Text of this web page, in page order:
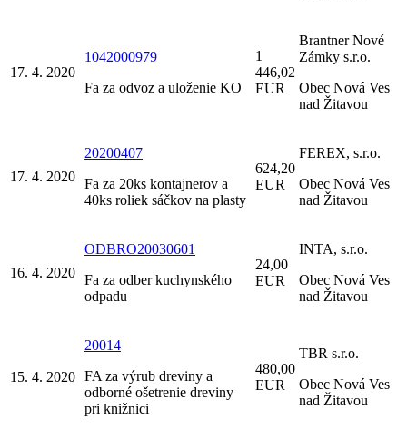
17. 4. 2020
1042000979
Fa za odvoz a uloženie KO
1
446,02
EUR
Brantner Nové
Zámky s.r.o.
Obec Nová Ves
nad Žitavou
17. 4. 2020
20200407
Fa za 20ks kontajnerov a
40ks roliek sáčkov na plasty
624,20
EUR
FEREX, s.r.o.
Obec Nová Ves
nad Žitavou
16. 4. 2020
ODBRO20030601
Fa za odber kuchynského
odpadu
24,00
EUR
INTA, s.r.o.
Obec Nová Ves
nad Žitavou
15. 4. 2020
20014
FA za výrub dreviny a
odborné ošetrenie dreviny
pri knižnici
480,00
EUR
TBR s.r.o.
Obec Nová Ves
nad Žitavou